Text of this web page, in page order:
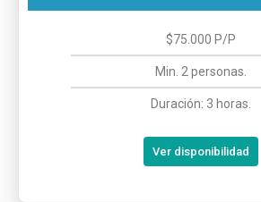
$75.000 P/P
Min. 2 personas.
Duración: 3 horas.
Ver disponibilidad